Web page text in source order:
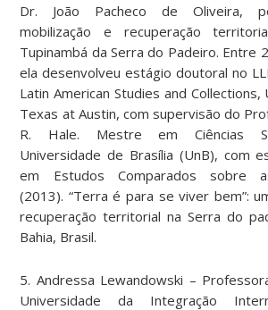
Dr. João Pacheco de Oliveira,
mobilização e recuperação
Tupinambá da Serra do Padeiro. Entre
ela desenvolveu estágio doutoral no
Latin American Studies and
Texas at Austin, com supervisão do
R. Hale. Mestre em Ciências
Universidade de Brasília (UnB), com
em Estudos Comparados sobre
(2013). “Terra é para se viver bem”:
recuperação territorial na Serra do
Bahia, Brasil.
5. Andressa Lewandowski –
Universidade da Integração